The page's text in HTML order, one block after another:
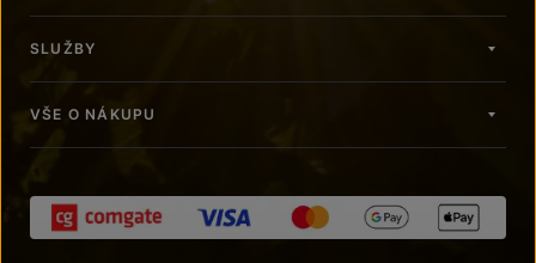
SLUŽBY
VŠE O NÁKUPU